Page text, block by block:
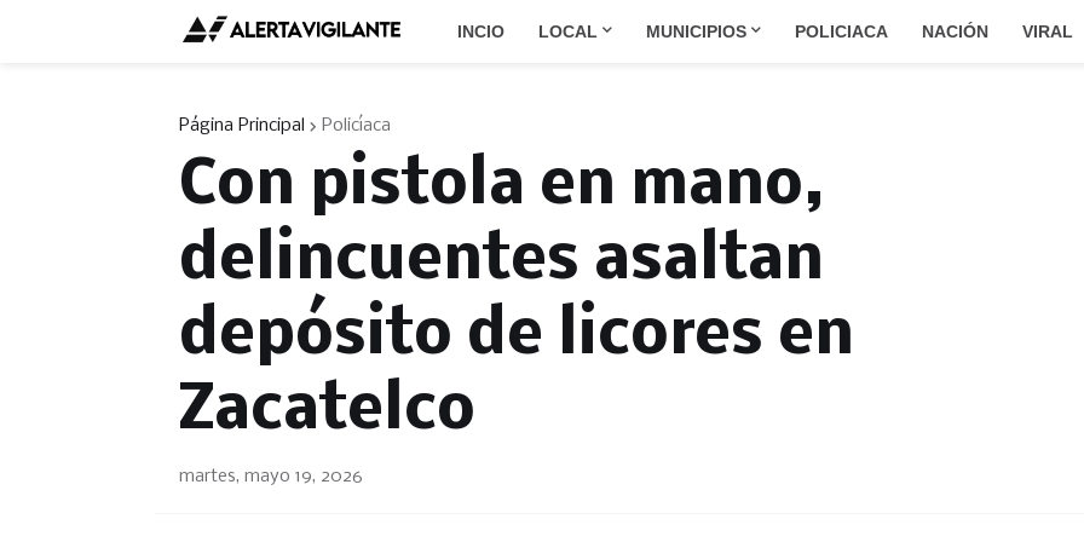
INCIO LOCAL MUNICIPIOS POLICIACA NACIÓN VIRAL
Página Principal Policíaca
Con pistola en mano,
delincuentes asaltan
depósito de licores en
Zacatelco
martes, mayo 19, 2026